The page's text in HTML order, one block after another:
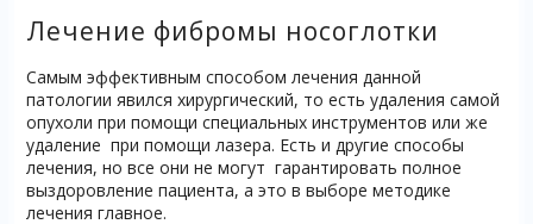
Лечение фибромы носоглотки
Самым эффективным способом лечения данной
патологии явился хирургический, то есть удаления самой
опухоли при помощи специальных инструментов или же
удаление при помощи лазера. Есть и другие способы
лечения, но все они не могут гарантировать полное
выздоровление пациента, а это в выборе методике
лечения главное.